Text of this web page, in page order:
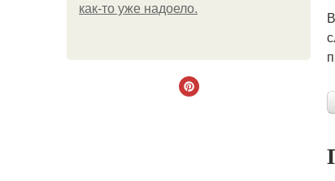
как-то уже надоело.